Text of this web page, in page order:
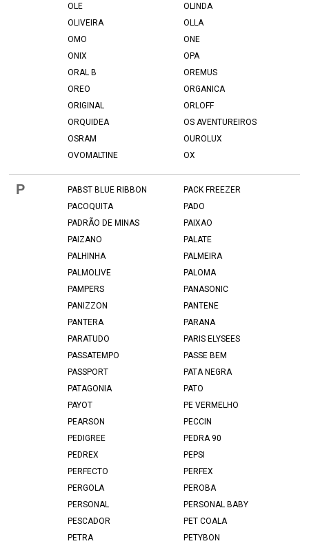
OLE
OLINDA
OLIVEIRA
OLLA
OMO
ONE
ONIX
OPA
ORAL B
OREMUS
OREO
ORGANICA
ORIGINAL
ORLOFF
ORQUIDEA
OS AVENTUREIROS
OSRAM
OUROLUX
OVOMALTINE
OX
P PABST BLUE RIBBON
PACK FREEZER
PACOQUITA
PADO
PADRÃO DE MINAS
PAIXAO
PAIZANO
PALATE
PALHINHA
PALMEIRA
PALMOLIVE
PALOMA
PAMPERS
PANASONIC
PANIZZON
PANTENE
PANTERA
PARANA
PARATUDO
PARIS ELYSEES
PASSATEMPO
PASSE BEM
PASSPORT
PATA NEGRA
PATAGONIA
PATO
PAYOT
PE VERMELHO
PEARSON
PECCIN
PEDIGREE
PEDRA 90
PEDREX
PEPSI
PERFECTO
PERFEX
PERGOLA
PEROBA
PERSONAL
PERSONAL BABY
PESCADOR
PET COALA
PETRA
PETYBON